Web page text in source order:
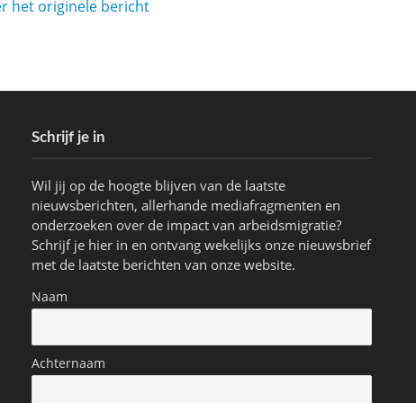
het originele bericht
Schrijf je in
Wil jij op de hoogte blijven van de laatste
nieuwsberichten, allerhande mediafragmenten en
onderzoeken over de impact van arbeidsmigratie?
Schrijf je hier in en ontvang wekelijks onze nieuwsbrief
met de laatste berichten van onze website.
Naam
Achternaam